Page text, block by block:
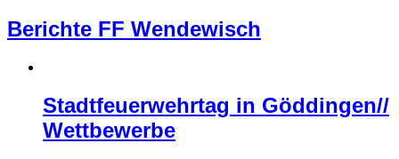
Berichte FF Wendewisch
Stadtfeuerwehrtag in Göddingen//
Wettbewerbe